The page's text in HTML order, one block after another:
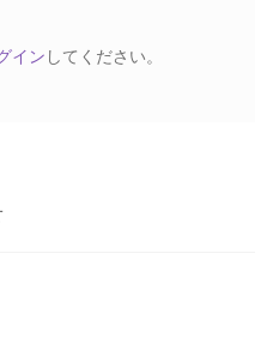
イン してください。